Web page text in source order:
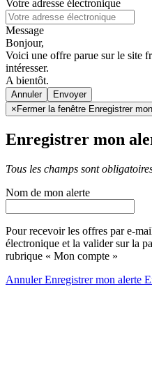
Votre adresse électronique
Message
Bonjour,
Voici une offre parue sur le site
intéresser.
A bientôt.
Annuler
× Fermer la fenêtre Enregistrer
Enregistrer mon
Tous les champs sont
Nom de mon alerte
Pour recevoir les offres par e-
électronique et la valider sur la
rubrique « Mon compte »
AnnulerEnregistrer mon alerte